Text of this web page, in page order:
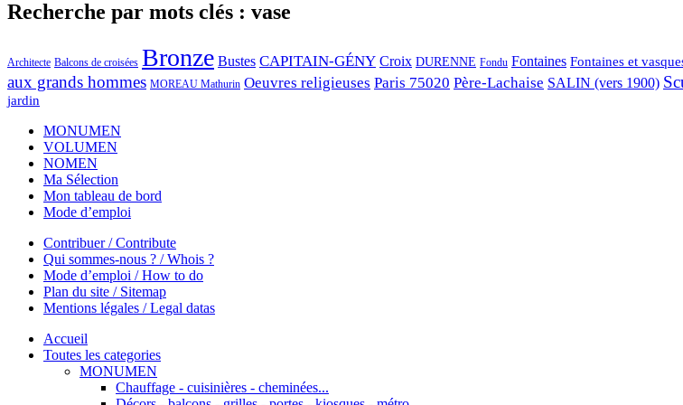
Recherche par mots clés : vase
Architecte Balcons de croisées Bronze Bustes CAPITAIN-GÉNY Croix DURENNE Fondu Fontaines Fontaines et
aux grands hommes MOREAU Mathurin Oeuvres religieuses Paris 75020 Père-Lachaise SALIN (vers 1900)
jardin
MONUMEN
VOLUMEN
NOMEN
Ma Sélection
Mon tableau de bord
Mode d’emploi
Contribuer / Contribute
Qui sommes-nous ? / Whois ?
Mode d’emploi / How to do
Plan du site / Sitemap
Mentions légales / Legal datas
Accueil
Toutes les categories
MONUMEN
Chauffage - cuisinières - cheminées...